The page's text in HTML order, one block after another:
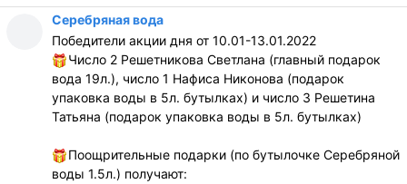
Серебряная вода
Победители акции дня от 10.01-13.01.2022
Число 2 Решетникова Светлана (главный подарок
вода 19л.), число 1 Нафиса Никонова (подарок
упаковка воды в 5л. бутылках) и число 3 Решетина
Татьяна (подарок упаковка воды в 5л. бутылках)
Поощрительные подарки (по бутылочке Серебряной
воды 1.5л.) получают: